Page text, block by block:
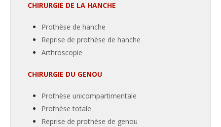
CHIRURGIE DE LA HANCHE
Prothèse de hanche
Reprise de prothèse de hanche
Arthroscopie
CHIRURGIE DU GENOU
Prothèse unicompartimentale
Prothèse totale
Reprise de prothèse de genou